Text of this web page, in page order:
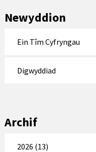
Newyddion
Ein Tîm Cyfryngau
Digwyddiad
Archif
2026 (13)